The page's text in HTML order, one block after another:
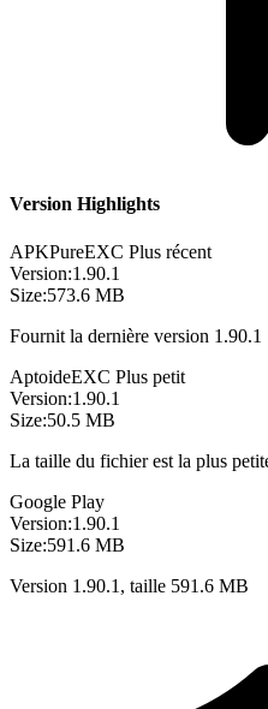
Version Highlights
APKPureEXC Plus récent
Version:1.90.1
Size:573.6 MB
Fournit la dernière version 1.90.1
AptoideEXC Plus petit
Version:1.90.1
Size:50.5 MB
La taille du fichier est la plus
Google Play
Version:1.90.1
Size:591.6 MB
Version 1.90.1, taille 591.6 MB